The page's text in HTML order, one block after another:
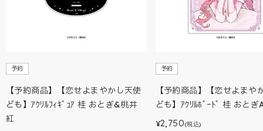
予約
【予約商品】【恋せよまやかし天使
ども】ｱｸﾘﾙﾌｨｷﾞｭｱ 桂 おとぎ&桃井
紅
予約
【予約商品】【恋せよまや
ども】ｱｸﾘﾙﾎﾞｰﾄﾞ 桂 おとぎ
¥2,750(税込)